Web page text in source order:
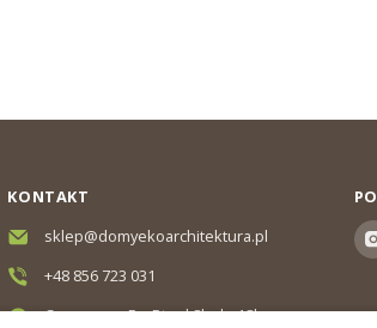
KONTAKT
sklep@domyekoarchitektura.pl
+48 856 723 031
Czas pracy: Pn-Pt od 8h do 18h